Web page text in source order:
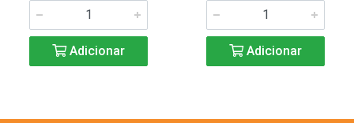
Adicionar Adicionar